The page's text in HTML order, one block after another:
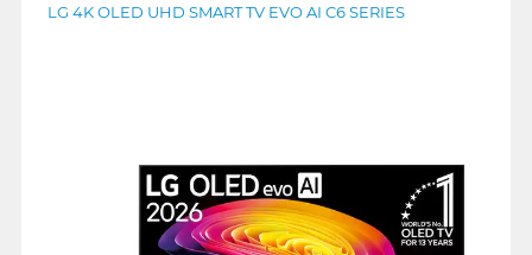
LG 4K OLED UHD SMART TV EVO AI C6 SERIES